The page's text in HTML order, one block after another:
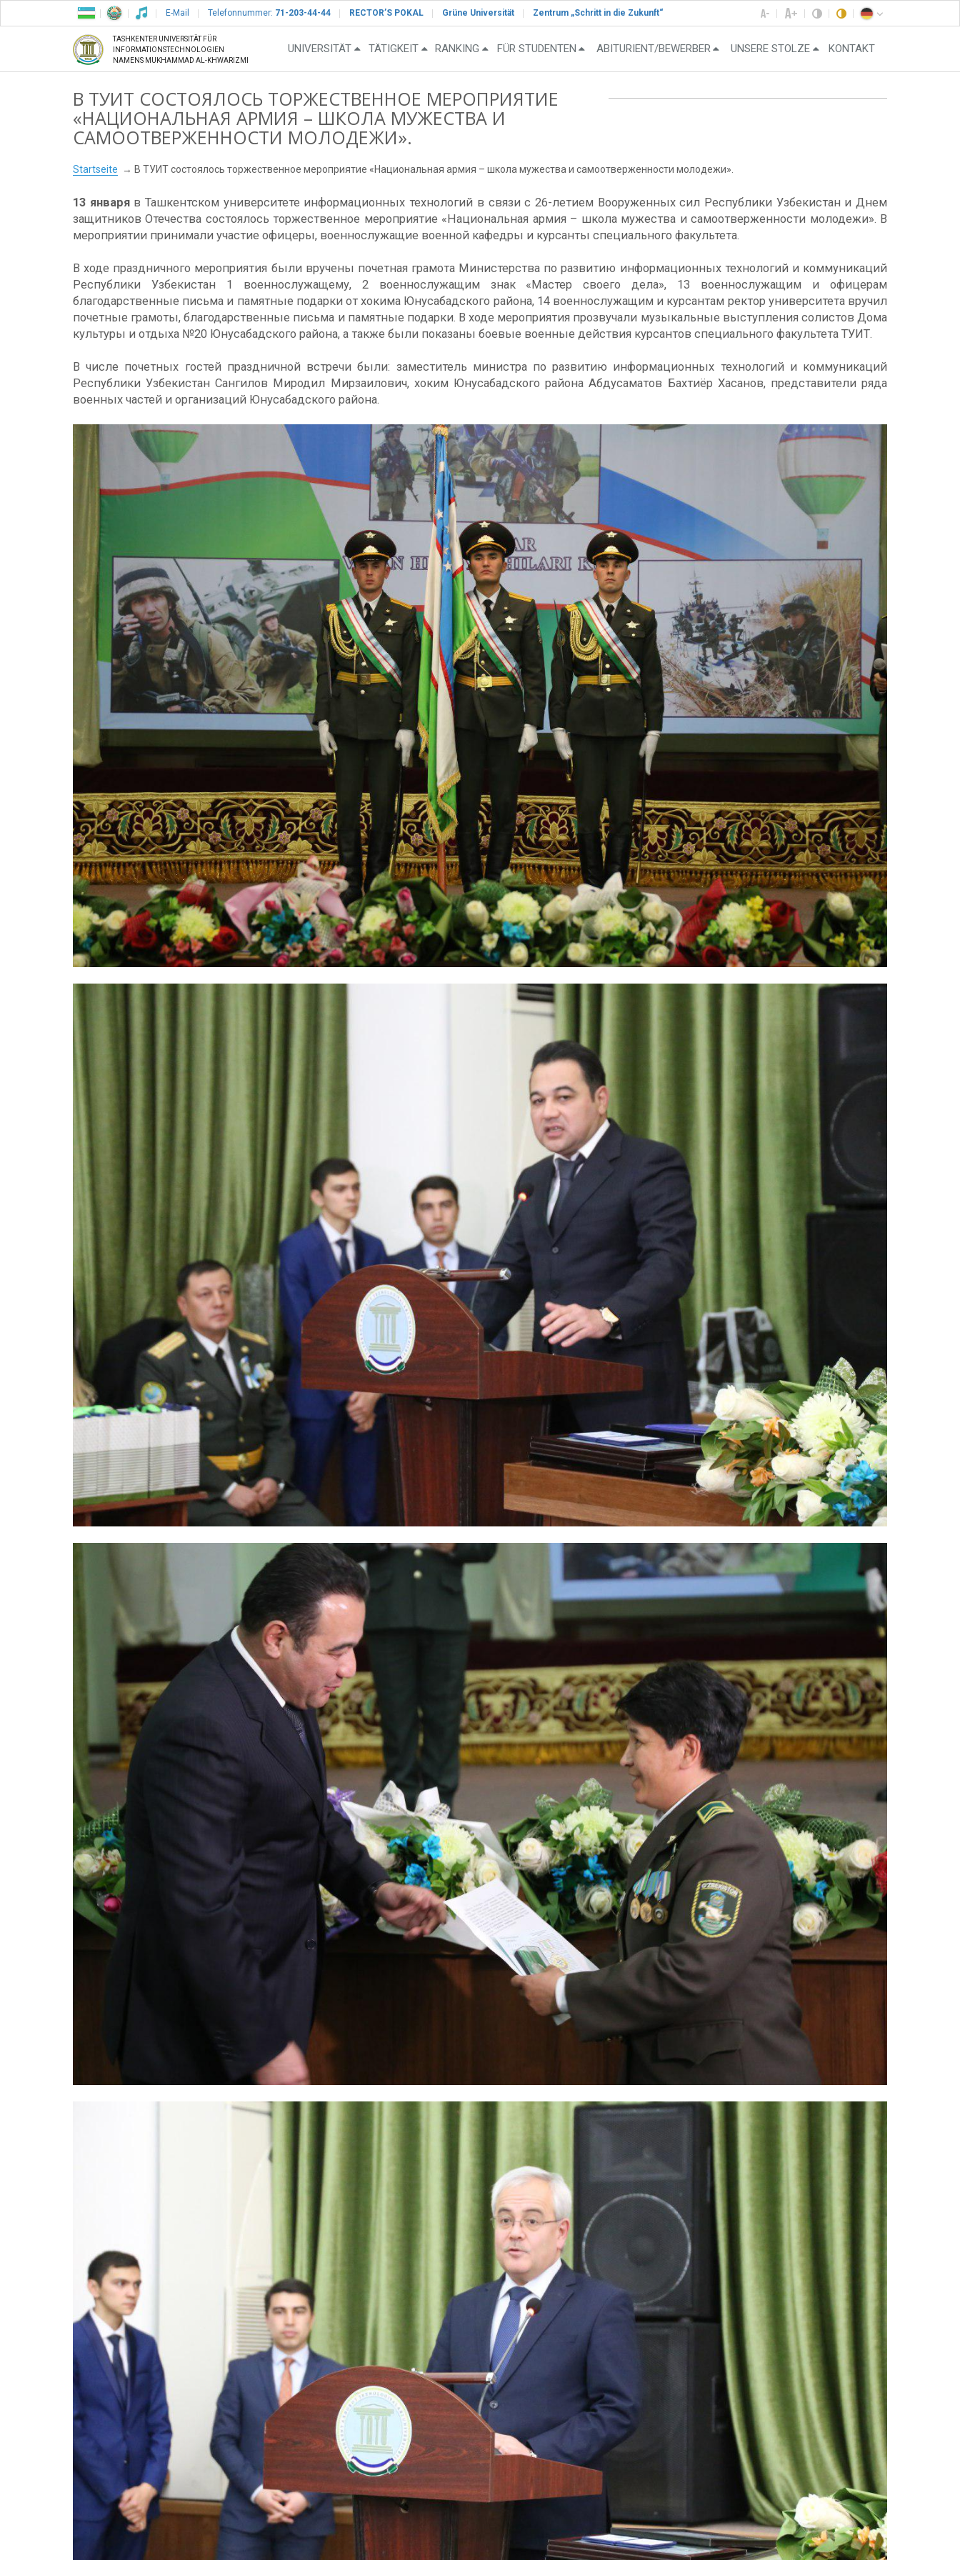
E-Mail Telefonnummer: 71-203-44-44 RECTOR’S POKAL Grüne Universität Zentrum „Schritt in die Zukunft“
TASHKENTER UNIVERSITÄT FÜR
INFORMATIONSTECHNOLOGIEN
NAMENS MUKHAMMAD AL-KHWARIZMI
UNIVERSITÄT TÄTIGKEIT RANKING FÜR STUDENTEN ABITURIENT/BEWERBER UNSERE STOLZE KONTAKT
В ТУИТ СОСТОЯЛОСЬ ТОРЖЕСТВЕННОЕ МЕРОПРИЯТИЕ
«НАЦИОНАЛЬНАЯ АРМИЯ – ШКОЛА МУЖЕСТВА И
САМООТВЕРЖЕННОСТИ МОЛОДЕЖИ».
Startseite В ТУИТ состоялось торжественное мероприятие «Национальная армия – школа мужества и самоотверженности молодежи».
13 январяв Ташкентском университете информационных технологий в связи с 26-летием Вооруженных сил Республики Узбекистан и Днем
защитников Отечества состоялось торжественное мероприятие «Национальная армия – школа мужества и самоотверженности молодежи». В
мероприятии принимали участие офицеры, военнослужащие военной кафедры и курсанты специального факультета.
В ходе праздничного мероприятия были вручены почетная грамота Министерства по развитию информационных технологий и коммуникаций
Республики Узбекистан 1 военнослужащему, 2 военнослужащим знак «Мастер своего дела», 13 военнослужащим и офицерам
благодарственные письма и памятные подарки от хокима Юнусабадского района, 14 военнослужащим и курсантам ректор университета вручил
почетные грамоты, благодарственные письма и памятные подарки. В ходе мероприятия прозвучали музыкальные выступления солистов Дома
культуры и отдыха №20 Юнусабадского района, а также были показаны боевые военные действия курсантов специального факультета ТУИТ.
В числе почетных гостей праздничной встречи были: заместитель министра по развитию информационных технологий и коммуникаций
Республики Узбекистан Сангилов Миродил Мирзаилович, хоким Юнусабадского района Абдусаматов Баxтиёр Xасанов, представители ряда
военных частей и организаций Юнусабадского района.